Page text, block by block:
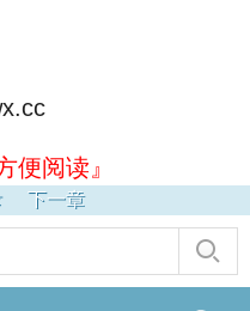
便阅读』
下一章